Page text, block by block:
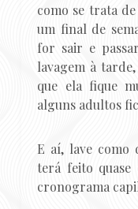
como se trata
um final de
for sair e
lavagem à
que ela fique
alguns adultos
E aí, lave como
terá feito
cronograma